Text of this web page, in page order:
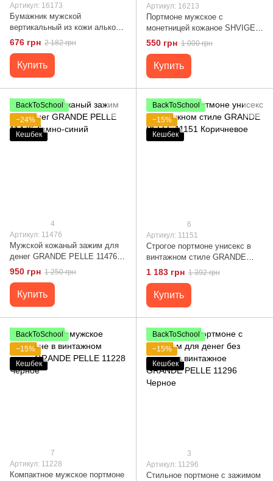
Артикул: 16173
Бумажник мужской
вертикальный из кожи алькор
на кнопках SHVIGEL 16173
Черный
676 грн 2 182 грн
Купить
Артикул: 16213
Портмоне мужское с
монетницей кожаное SHVIGEL
16213 Коричневое
550 грн 1 000 грн
Купить
BackToSchool
−24%
Кешбек
4
Артикул: 11476
Мужской кожаный зажим для
денег GRANDE PELLE 11476
Темно-синий
950 грн 1 250 грн
Купить
BackToSchool
−15%
Кешбек
6
Артикул: 11151
Строгое портмоне унисекс в
винтажном стиле GRANDE
PELLE 11151 Коричневое
1 183 грн 1 392 грн
Купить
BackToSchool
−15%
Кешбек
7
Артикул: 11228
Компактное мужское портмоне
BackToSchool
−15%
Кешбек
3
Артикул: 11296
Стильное портмоне с зажимом